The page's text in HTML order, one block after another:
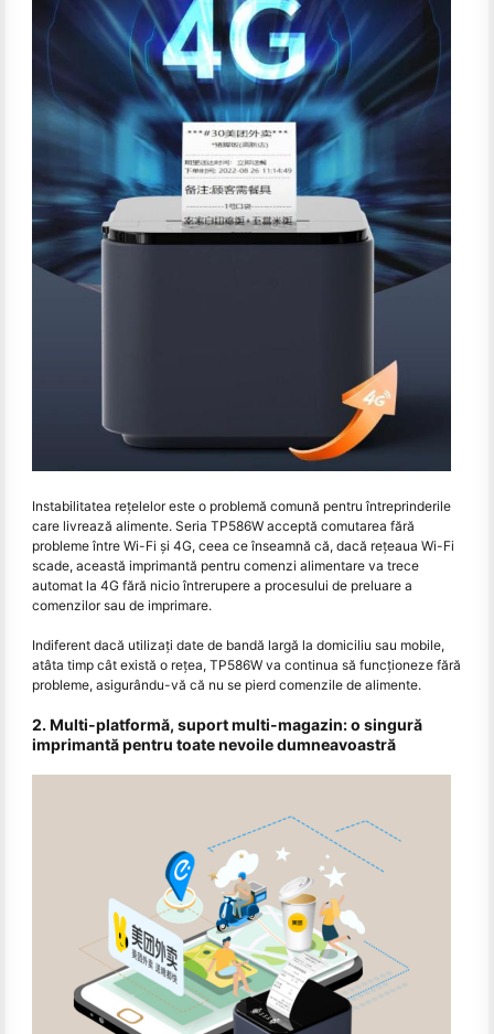
Instabilitatea rețelelor este o problemă comună pentru întreprinderile
care livrează alimente. Seria TP586W acceptă comutarea fără
probleme între Wi-Fi şi 4G, ceea ce înseamnă că, dacă reţeaua Wi-Fi
scade, această imprimantă pentru comenzi alimentare va trece
automat la 4G fără nicio întrerupere a procesului de preluare a
comenzilor sau de imprimare.
Indiferent dacă utilizați date de bandă largă la domiciliu sau mobile,
atâta timp cât există o rețea, TP586W va continua să funcționeze fără
probleme, asigurându-vă că nu se pierd comenzile de alimente.
2. Multi-platformă, suport multi-magazin: o singură
imprimantă pentru toate nevoile dumneavoastră